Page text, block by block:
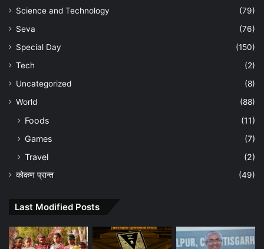
Science and Technology
(79)
Seva
(76)
Special Day
(150)
Tech
(2)
Uncategorized
(8)
World
(88)
Foods
(11)
Games
(7)
Travel
(2)
कोकण प्रान्त (49)
Last Modified Posts